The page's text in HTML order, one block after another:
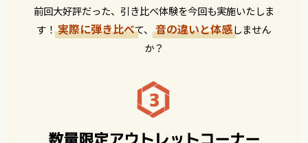
前回大好評だった、引き比べ体験を今回も実施いたしま
す！実際に弾き比べて、音の違いと体感しません
か？